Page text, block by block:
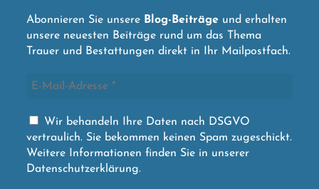
Abonnieren Sie unsere Blog-Beiträgeund erhalten
unsere neuesten Beiträge rund um das Thema
Trauer und Bestattungen direkt in Ihr Mailpostfach.
Wir behandeln Ihre Daten nach DSGVO
vertraulich. Sie bekommen keinen Spam zugeschickt.
Weitere Informationen finden Sie in unserer
Datenschutzerklärung.